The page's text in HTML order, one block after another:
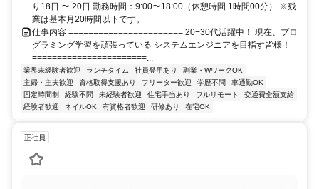
り18日 〜 20日 勤務時間：9:00〜18:00（休憩時間 1時間00分） ※残
業は基本月20時間以下です。
仕事内容 ======================= 20−30代活躍中！ 現在、プロ
グラミング学習を頑張っている システムエンジニアを目指す皆様！
=======================...
業界未経験者歓迎 ランチタイム 社員登用あり
副業・WワークOK
主婦・主夫歓迎
資格取得支援あり フリーター歓迎 学歴不問
車通勤OK
固定時間制
経験不問 未経験者歓迎 住宅手当あり フルリモート
交通費全額支給
経験者歓迎
ネイルOK 有資格者歓迎 研修あり 在宅OK
正社員